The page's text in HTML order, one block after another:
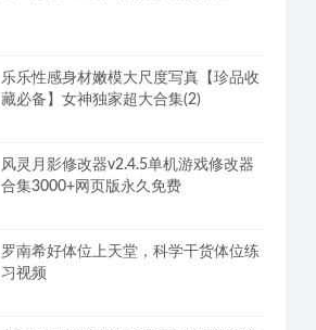
乐乐性感身材嫩模大尺度写真【珍品收
藏必备】女神独家超大合集(2)
风灵月影修改器v2.4.5单机游戏修改器
合集3000+网页版永久免费
罗南希好体位上天堂，科学干货体位练
习视频